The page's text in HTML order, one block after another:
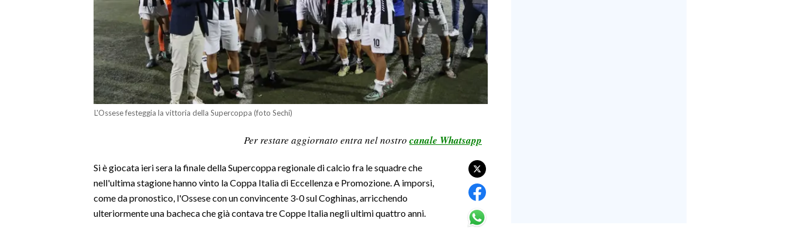
SERVIZI ALLE IMPRESE
L'Ossese festeggia la vittoria della Supercoppa (foto Sechi)
Per restare aggiornato entra nel nostro canale Whatsapp
Si è giocata ieri sera la finale della Supercoppa regionale di calcio fra le squadre che
nell'ultima stagione hanno vinto la Coppa Italia di Eccellenza e Promozione. A imporsi,
come da pronostico, l'Ossese con un convincente 3-0 sul Coghinas, arricchendo
ulteriormente una bacheca che già contava tre Coppe Italia negli ultimi quattro anni.